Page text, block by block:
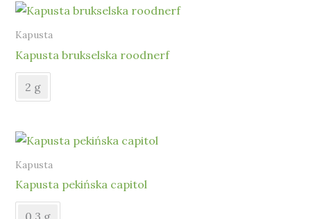
Kapusta
Kapusta brukselska roodnerf
2 g
Kapusta
Kapusta pekińska capitol